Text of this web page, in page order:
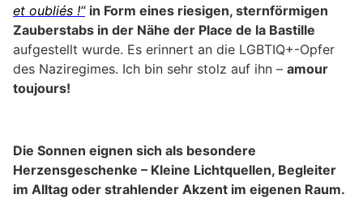
et oubliés !“ in Form eines riesigen, sternförmigen
Zauberstabs in der Nähe der Place de la Bastille
aufgestellt wurde. Es erinnert an die LGBTIQ+-Opfer
des Naziregimes. Ich bin sehr stolz auf ihn – amour
toujours!
Die Sonnen eignen sich als besondere
Herzensgeschenke – Kleine Lichtquellen, Begleiter
im Alltag oder strahlender Akzent im eigenen Raum.